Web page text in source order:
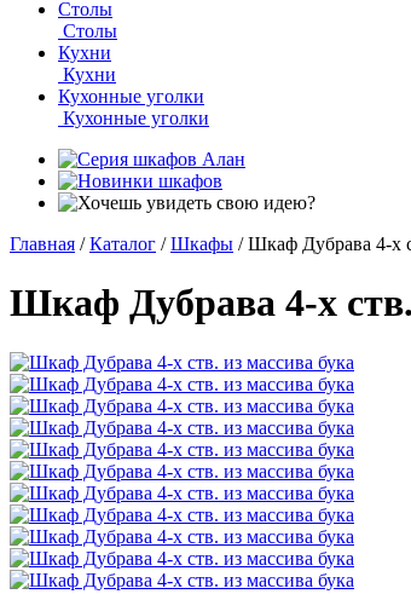
Столы
Столы
Кухни
Кухни
Кухонные уголки
Кухонные уголки
Главная / Каталог / Шкафы / Шкаф Дубрава 4-х
Шкаф Дубрава 4-х